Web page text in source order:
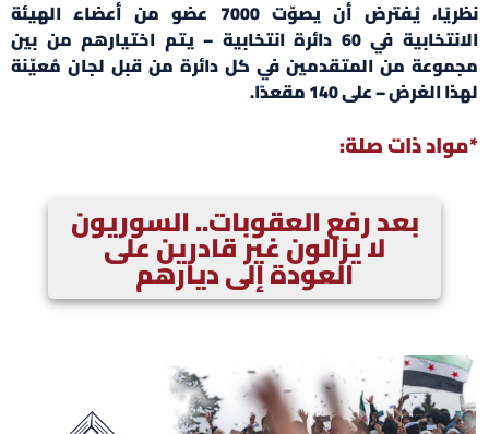
نظريًا، يُفترض أن يصوّت 7000 عضو من أعضاء الهيئة
الانتخابية في 60 دائرة انتخابية – يتم اختيارهم من بين
مجموعة من المتقدمين في كل دائرة من قبل لجان مُعيّنة
لهذا الغرض – على 140 مقعدًا.
*مواد ذات صلة:
بعد رفع العقوبات.. السوريون
لا يزالون غير قادرين على
العودة إلى ديارهم